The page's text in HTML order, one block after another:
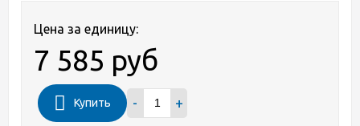
Цена за единицу:
7 585 руб
Купить - +